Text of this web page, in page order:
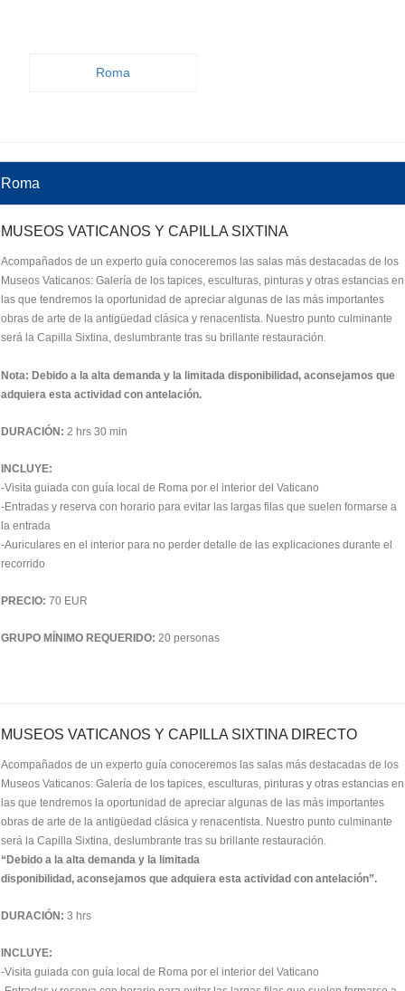
Roma
Roma
MUSEOS VATICANOS Y CAPILLA SIXTINA
Acompañados de un experto guía conoceremos las salas más destacadas de los
Museos Vaticanos: Galería de los tapices, esculturas, pinturas y otras estancias en
las que tendremos la oportunidad de apreciar algunas de las más importantes
obras de arte de la antigüedad clásica y renacentista. Nuestro punto culminante
será la Capilla Sixtina, deslumbrante tras su brillante restauración.
Nota: Debido a la alta demanda y la limitada disponibilidad, aconsejamos que
adquiera esta actividad con antelación.
DURACIÓN: 2 hrs 30 min
INCLUYE:
-Visita guiada con guía local de Roma por el interior del Vaticano
-Entradas y reserva con horario para evitar las largas filas que suelen formarse a
la entrada
-Auriculares en el interior para no perder detalle de las explicaciones durante el
recorrido
PRECIO: 70 EUR
GRUPO MÍNIMO REQUERIDO: 20 personas
MUSEOS VATICANOS Y CAPILLA SIXTINA DIRECTO
Acompañados de un experto guía conoceremos las salas más destacadas de los
Museos Vaticanos: Galería de los tapices, esculturas, pinturas y otras estancias en
las que tendremos la oportunidad de apreciar algunas de las más importantes
obras de arte de la antigüedad clásica y renacentista. Nuestro punto culminante
será la Capilla Sixtina, deslumbrante tras su brillante restauración.
“Debido a la alta demanda y la limitada
disponibilidad, aconsejamos que adquiera esta actividad con antelación”.
DURACIÓN: 3 hrs
INCLUYE:
-Visita guiada con guía local de Roma por el interior del Vaticano